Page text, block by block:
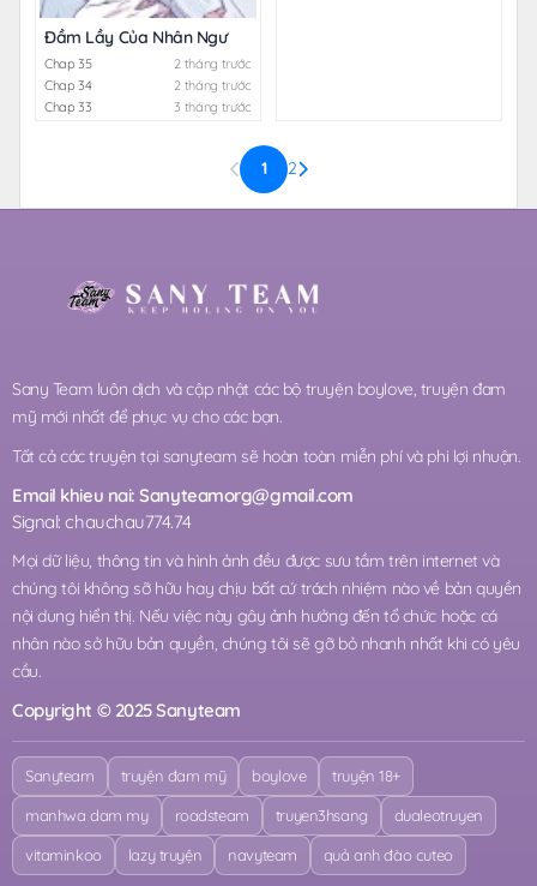
Đầm Lầy Của Nhân Ngư
Chap 35
2 tháng trước
Chap 34
2 tháng trước
Chap 33
3 tháng trước
1 2
Sany Team luôn dịch và cập nhật các bộ truyện boylove, truyện đam
mỹ mới nhất để phục vụ cho các bạn.
Tất cả các truyện tại sanyteam sẽ hoàn toàn miễn phí và phi lợi nhuận.
Email khieu nai:Sanyteamorg@gmail.com
Signal: chauchau774.74
Mọi dữ liệu, thông tin và hình ảnh đều được sưu tầm trên internet và
chúng tôi không sỡ hữu hay chịu bất cứ trách nhiệm nào về bản quyền
nội dung hiển thị. Nếu việc này gây ảnh hưởng đến tổ chức hoặc cá
nhân nào sở hữu bản quyền, chúng tôi sẽ gỡ bỏ nhanh nhất khi có yêu
cầu.
Copyright © 2025 Sanyteam
Sanyteam truyện đam mỹ boylove truyện 18+
manhwa dam my roadsteam truyen3hsang dualeotruyen
vitaminkoo lazy truyện navyteam quả anh đào cuteo